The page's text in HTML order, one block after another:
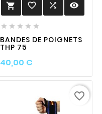
 favorite_border  visibility
    
BANDES DE POIGNETS
THP 75
40,00 €Prix
favorite_border